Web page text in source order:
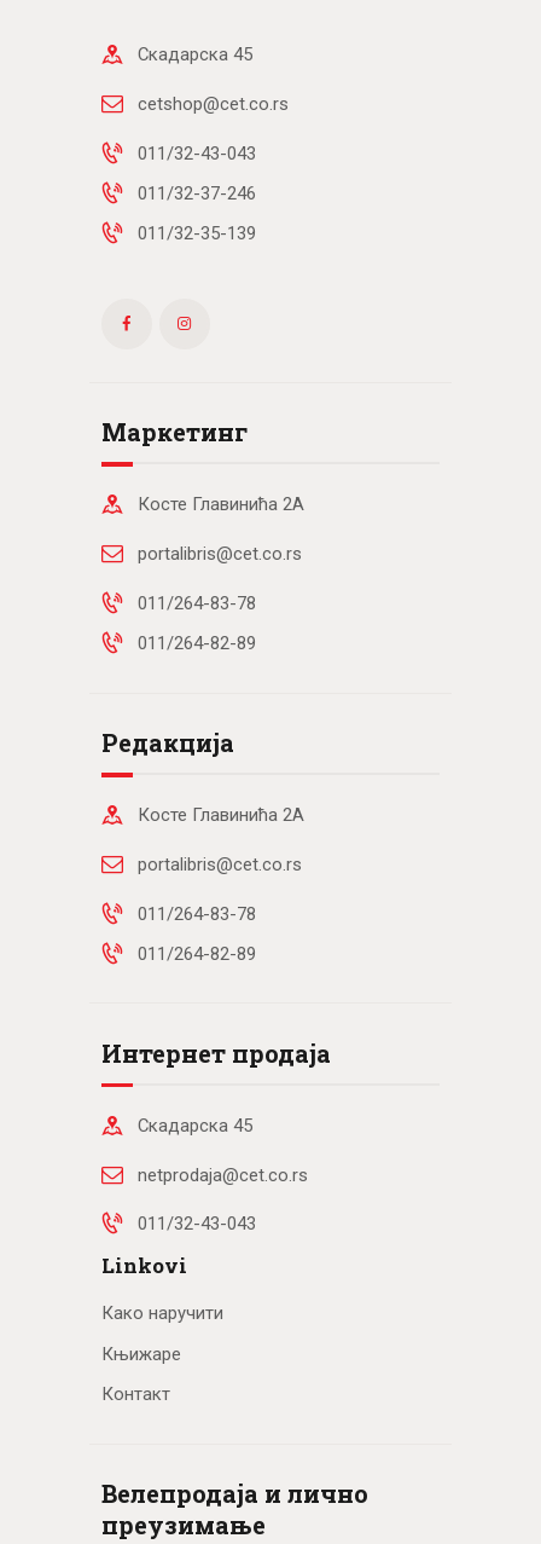
Скадарска 45
cetshop@cet.co.rs
011/32-43-043
011/32-37-246
011/32-35-139
Маркетинг
Косте Главинића 2А
portalibris@cet.co.rs
011/264-83-78
011/264-82-89
Редакција
Косте Главинића 2А
portalibris@cet.co.rs
011/264-83-78
011/264-82-89
Интернет продаја
Скадарска 45
netprodaja@cet.co.rs
011/32-43-043
Linkovi
Како наручити
Књижаре
Контакт
Велепродаја и лично
преузимање